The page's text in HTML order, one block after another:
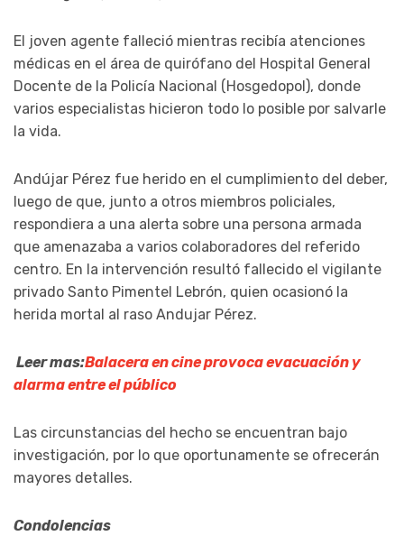
El joven agente falleció mientras recibía atenciones
médicas en el área de quirófano del Hospital General
Docente de la Policía Nacional (Hosgedopol), donde
varios especialistas hicieron todo lo posible por salvarle
la vida.
Andújar Pérez fue herido en el cumplimiento del deber,
luego de que, junto a otros miembros policiales,
respondiera a una alerta sobre una persona armada
que amenazaba a varios colaboradores del referido
centro. En la intervención resultó fallecido el vigilante
privado Santo Pimentel Lebrón, quien ocasionó la
herida mortal al raso Andujar Pérez.
Leer mas:Balacera en cine provoca evacuación y
alarma entre el público
Las circunstancias del hecho se encuentran bajo
investigación, por lo que oportunamente se ofrecerán
mayores detalles.
Condolencias